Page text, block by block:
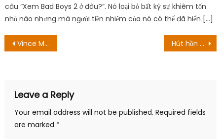
câu “Xem Bad Boys 2 ở đâu?”. Nó loại bỏ bất kỳ sự khiêm tốn
nhỏ nào nhưng mà người tiền nhiệm của nó có thể đã hiển […]
Post
Vince McMahon bất thần tuyên bố giã từ WWE Hút hồn với Cosplay Kamado Nezuko “siêu táo bạo”
Leave a Reply
Your email address will not be published. Required fields
are marked *